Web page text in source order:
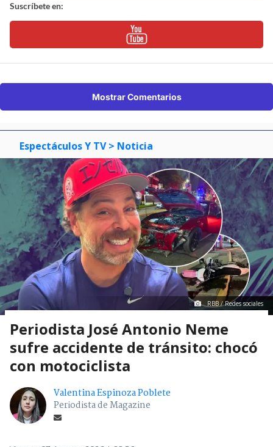
Suscríbete en:
Mostrar Comentarios
Espectáculos Y TV > Noticia
RBB / Redes sociales
Periodista José Antonio Neme
sufre accidente de tránsito: chocó
con motociclista
Valentina Espinoza Poblete
Periodista de Magazine